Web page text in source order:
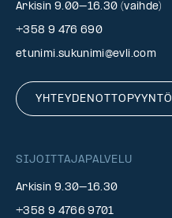
Arkisin 9.00–16.30 (vaihde)
+358 9 476 690
etunimi.sukunimi@evli.com
YHTEYDENOTTOPYYNTÖ
SIJOITTAJAPALVELU
Arkisin 9.30–16.30
+358 9 4766 9701